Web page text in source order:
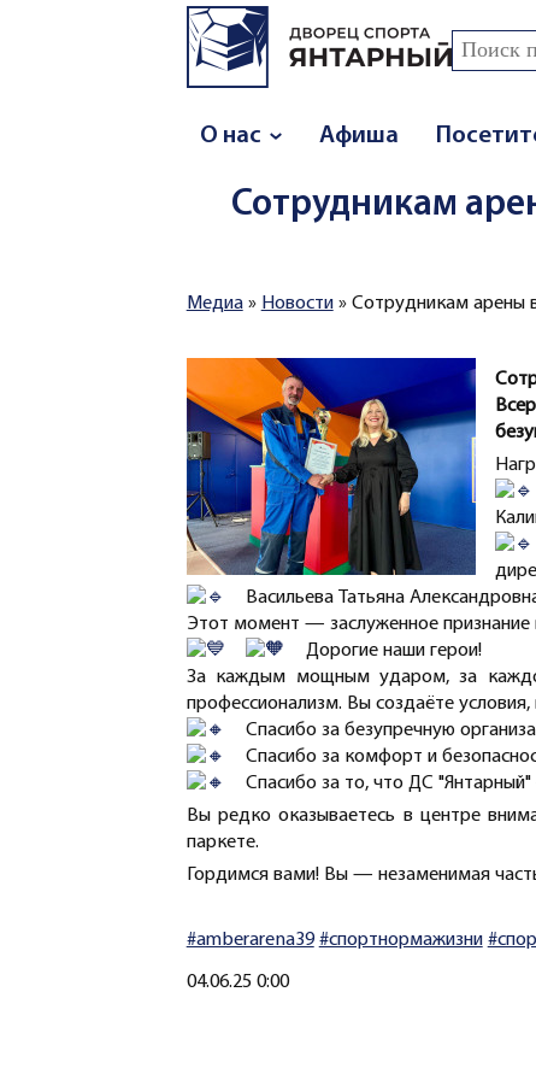
Перейти к основному содержанию
Форма
Поиск
О нас Афиша
Сотрудникам
Вы здесь
Медиа» Новости» Сотрудникам арены
Васильева Татьяна
Этот момент — заслуженное
Дорогие наши герои!
За каждым мощным ударом, за
профессионализм. Вы создаёте
Спасибо за безупречную
Спасибо за комфорт и
Спасибо за то, что ДС
Вы редко оказываетесь в центре
паркете.
Гордимся вами! Вы — незаменимая
#amberarena39 #спортнормажизни
Создано
04.06.25 0:00